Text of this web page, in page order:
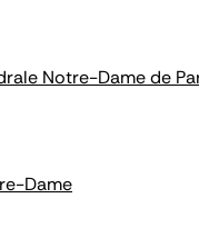
Notre-Dame de
Dame